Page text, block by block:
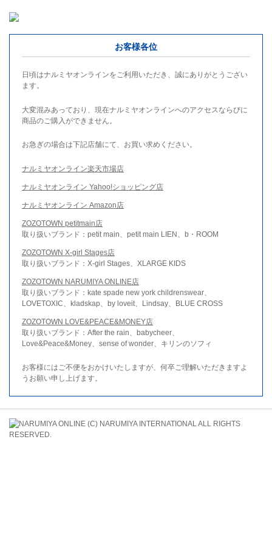
お客様各位
日頃はナルミヤオンラインをご利用いただき、誠にありがとうござい
ます。
大変混みあっており、現在ナルミヤオンラインへのアクセスならびに
商品のご購入ができません。
お急ぎの場合は下記店舗にて、お買い求めください。
ナルミヤオンライン楽天市場店
ナルミヤオンライン Yahoo!ショッピング店
ナルミヤオンライン Amazon店
ZOZOTOWN petitmain店
取り扱いブランド：petit main、petit main LIEN、b・ROOM
ZOZOTOWN X-girl Stages店
取り扱いブランド：X-girl Stages、XLARGE KIDS
ZOZOTOWN NARUMIYA ONLINE店
取り扱いブランド：kate spade new york childrenswear、
LOVETOXIC、kladskap、by loveit、Lindsay、BLUE CROSS
ZOZOTOWN LOVE&PEACE&MONEY店
取り扱いブランド：After the rain、babycheer、
Love&Peace&Money、sense of wonder、キリンのソフィ
お客様にはご不便をおかけいたしますが、何卒ご理解いただきますよ
うお願い申し上げます。